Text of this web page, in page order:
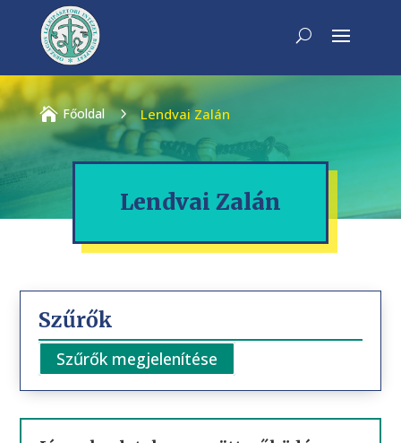
 Főoldal 5 Lendvai Zalán
Lendvai Zalán
Szűrők
Szűrők megjelenítése